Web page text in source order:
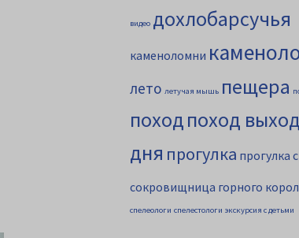
видео дохлобарсучья
каменоломни
лето летучая мышь пещера
походпоход
дня прогулка прогулка
сокровищница горного
спелеологи спелестологи экскурсия с детьми